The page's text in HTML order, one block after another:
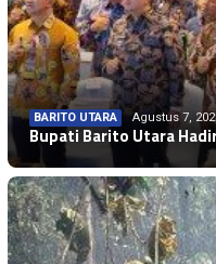
BARITO UTARA Agustus 7,
Bupati Barito Utara